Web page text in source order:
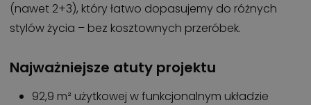
(nawet 2+3), który łatwo dopasujemy do różnych
stylów życia – bez kosztownych przeróbek.
Najważniejsze atuty projektu
92,9 m² użytkowej w funkcjonalnym układzie